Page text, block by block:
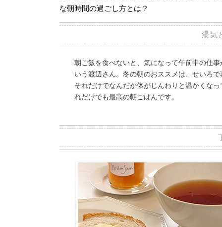
な朝時間の過ごし方とは？
湯気
朝ご飯を食べないと、気になって午前中の仕
いう渡辺さん。冬の朝のおススメは、せいろ
それだけでなんだか体がじんわりと温かくな
れだけでも最高の朝ごはんです。